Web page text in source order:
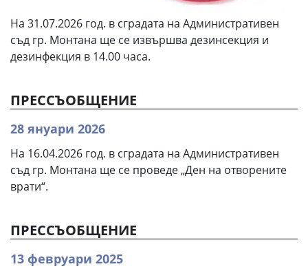
На 31.07.2026 год. в сградата на Административен
съд гр. Монтана ще се извършва дезинсекция и
дезинфекция в 14.00 часа.
ПРЕССЪОБЩЕНИЕ
28 януари 2026
На 16.04.2026 год. в сградата на Административен
съд гр. Монтана ще се проведе „Ден на отворените
врати“.
ПРЕССЪОБЩЕНИЕ
13 февруари 2025